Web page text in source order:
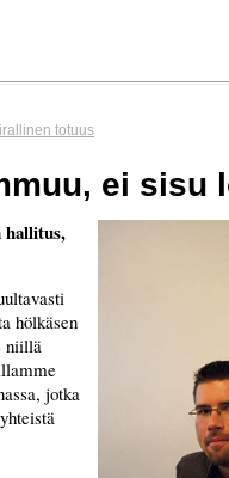
totuus
ei sisu
hölkäsen
niillä
jotka